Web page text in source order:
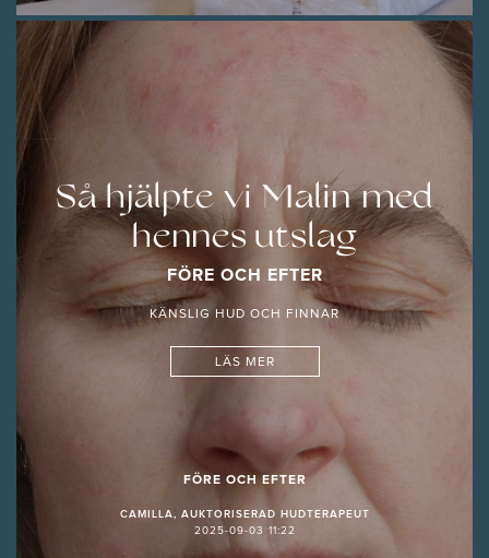
Så hjälpte vi Malin med
hennes utslag
FÖRE OCH EFTER
KÄNSLIG HUD OCH FINNAR
LÄS MER
FÖRE OCH EFTER
CAMILLA, AUKTORISERAD HUDTERAPEUT
2025-09-03 11:22